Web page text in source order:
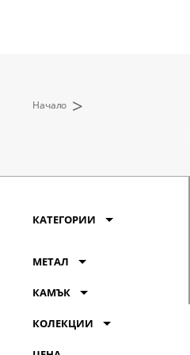
Начало >
КАТЕГОРИИ
МЕТАЛ
КАМЪК
КОЛЕКЦИИ